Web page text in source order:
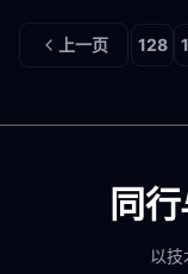
上一页 128
同
以技